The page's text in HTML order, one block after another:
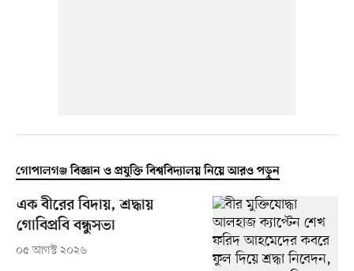
গোপালগঞ্জ বিজ্ঞান ও প্রযুক্তি বিশ্ববিদ্যালয় নিয়ে আরও পড়ুন
এক বীরের বিদায়, শ্রদ্ধায়
গোবিপ্রবি বন্ধুসভা
০৫ আগস্ট ২০২৬